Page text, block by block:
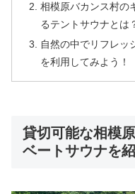
相模原バカンス村の
るテントサウナとは
自然の中でリフレッ
を利用してみよう！
貸切可能な相模
ベートサウナを